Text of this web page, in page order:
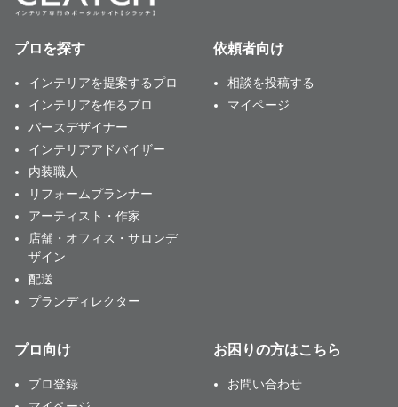
プロを探す
インテリアを提案するプロ
インテリアを作るプロ
パースデザイナー
インテリアアドバイザー
内装職人
リフォームプランナー
アーティスト・作家
店舗・オフィス・サロンデ
ザイン
配送
プランディレクター
依頼者向け
相談を投稿する
マイページ
プロ向け
プロ登録
お困りの方はこちら
お問い合わせ